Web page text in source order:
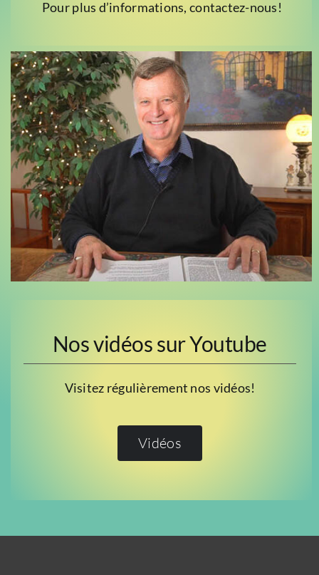
Pour plus d’informations, contactez-nous!
Nos vidéos sur Youtube
Visitez régulièrement nos vidéos!
Vidéos